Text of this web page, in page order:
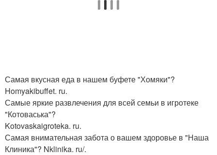
Самая вкусная еда в нашем буфете "Хомяки"?
Homyakibuffet. ru.
Самые яркие развлечения для всей семьи в игротеке
"Котоваська"?
Kotovaskaigroteka. ru.
Самая внимательная забота о вашем здоровье в "Наша
Клиника"? Nklinika. ru/.